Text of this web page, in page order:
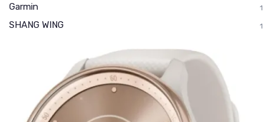
Garmin 1
SHANG WING 1